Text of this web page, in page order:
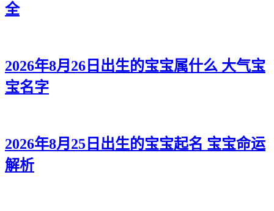
全
2026年8月26日出生的宝宝属什么 大气宝
宝名字
2026年8月25日出生的宝宝起名 宝宝命运
解析